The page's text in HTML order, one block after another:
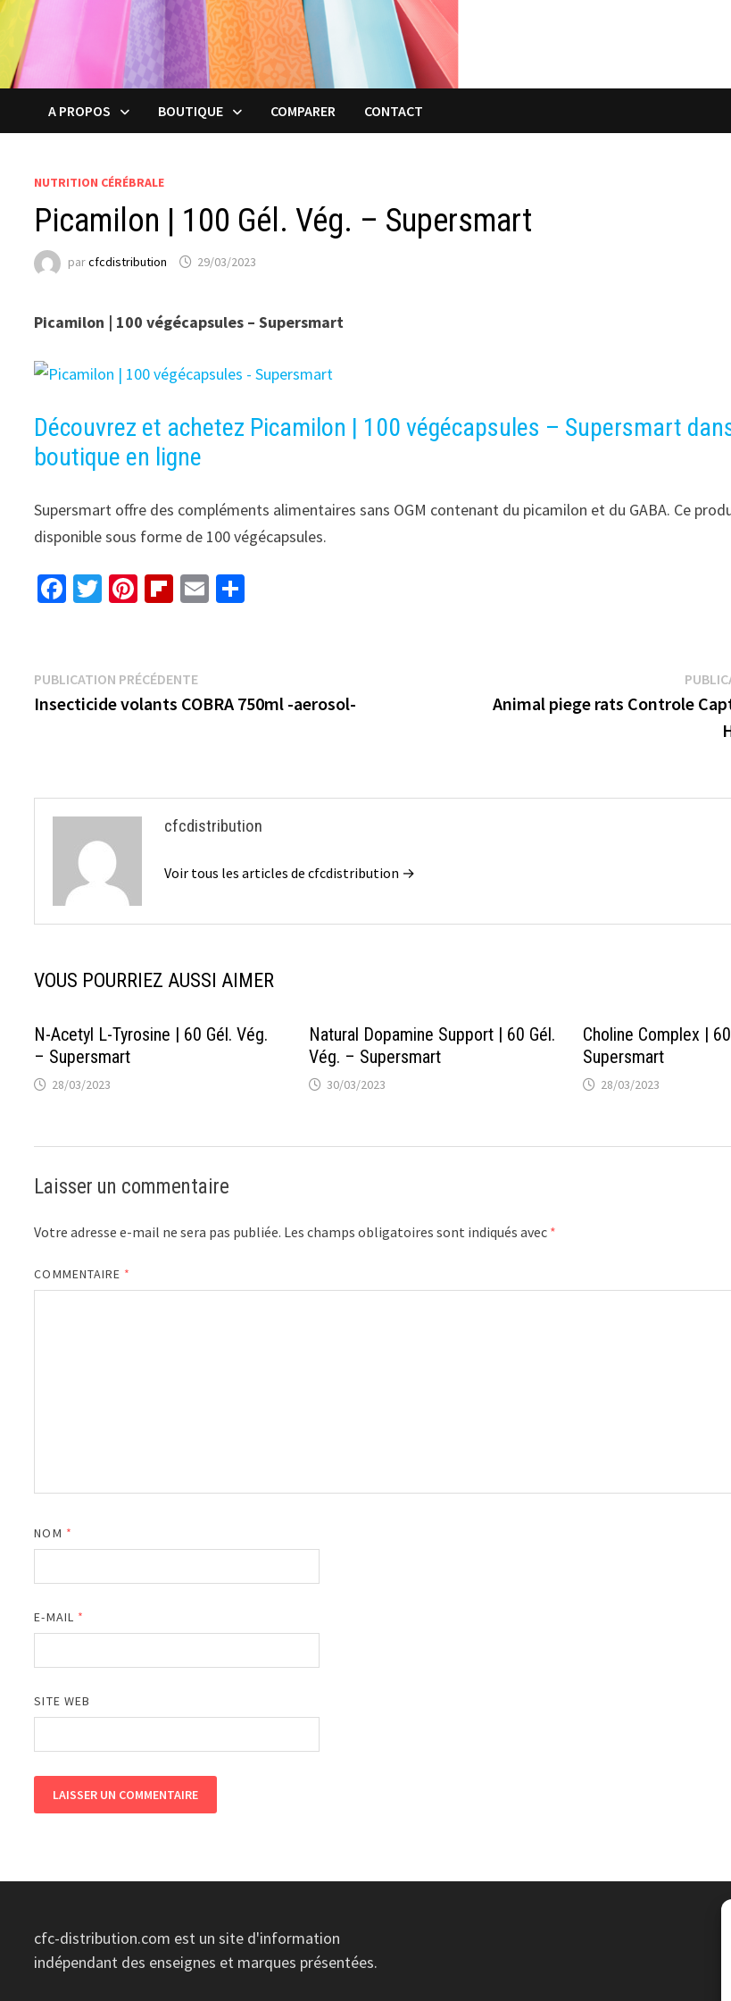
A PROPOS BOUTIQUE COMPARER CONTACT
NUTRITION CÉRÉBRALE
Picamilon | 100 Gél. Vég. – Supersmart
parcfcdistribution 29/03/2023
Picamilon | 100 végécapsules – Supersmart
Découvrez et achetez Picamilon | 100 végécapsules – Supersmart
boutique en ligne
Supersmart offre des compléments alimentaires sans OGM contenant du picamilon et du GABA. Ce
disponible sous forme de 100 végécapsules.
Fa
o
o
T
er
Pi
es
t
Fl
o
ar
E
r
Navigation
de
PUBLICATION PRÉCÉDENTEPublication
précédente :
Insecticide volants COBRA 750ml -aerosol-
Animal piege rats Controle
cfcdistribution
Voir tous les articles de cfcdistribution →
VOUS POURRIEZ AUSSI AIMER
N-Acetyl L-Tyrosine | 60 Gél. Vég.
– Supersmart
28/03/2023
Natural Dopamine Support | 60 Gél.
Vég. – Supersmart
30/03/2023
Choline Complex |
Supersmart
28/03/2023
Laisser un commentaire
Votre adresse e-mail ne sera pas publiée. Les champs obligatoires sont indiqués avec *
COMMENTAIRE *
NOM *
E-MAIL *
SITE WEB
cfc-distribution.com est un site d'information
indépendant des enseignes et marques présentées.